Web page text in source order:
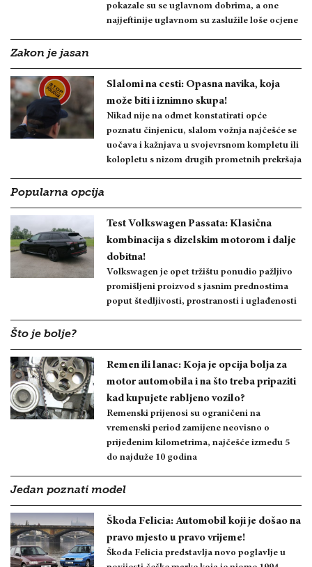
pokazale su se uglavnom dobrima, a one
najjeftinije uglavnom su zaslužile loše ocjene
Zakon je jasan
Slalomi na cesti: Opasna navika, koja
može biti i iznimno skupa!
Nikad nije na odmet konstatirati opće
poznatu činjenicu, slalom vožnja najčešće se
uočava i kažnjava u svojevrsnom kompletu ili
kolopletu s nizom drugih prometnih prekršaja
Popularna opcija
Test Volkswagen Passata: Klasična
kombinacija s dizelskim motorom i dalje
dobitna!
Volkswagen je opet tržištu ponudio pažljivo
promišljeni proizvod s jasnim prednostima
poput štedljivosti, prostranosti i uglađenosti
Što je bolje?
Remen ili lanac: Koja je opcija bolja za
motor automobila i na što treba pripaziti
kad kupujete rabljeno vozilo?
Remenski prijenosi su ograničeni na
vremenski period zamijene neovisno o
prijeđenim kilometrima, najčešće između 5
do najduže 10 godina
Jedan poznati model
Škoda Felicia: Automobil koji je došao na
pravo mjesto u pravo vrijeme!
Škoda Felicia predstavlja novo poglavlje u